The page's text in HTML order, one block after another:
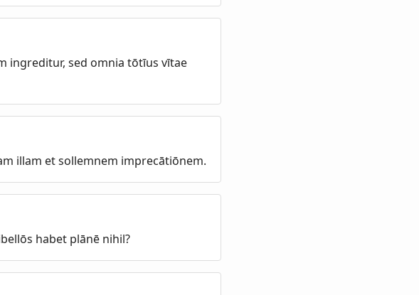
ingreditur, sed omnia tōtīus vītae
illam et sollemnem imprecātiōnem.
habet plānē nihil?